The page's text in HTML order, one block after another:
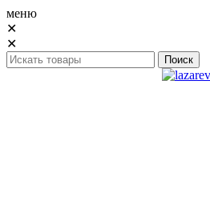
меню
✕
✕